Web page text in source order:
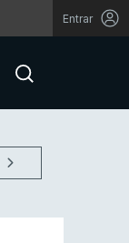
Entrar